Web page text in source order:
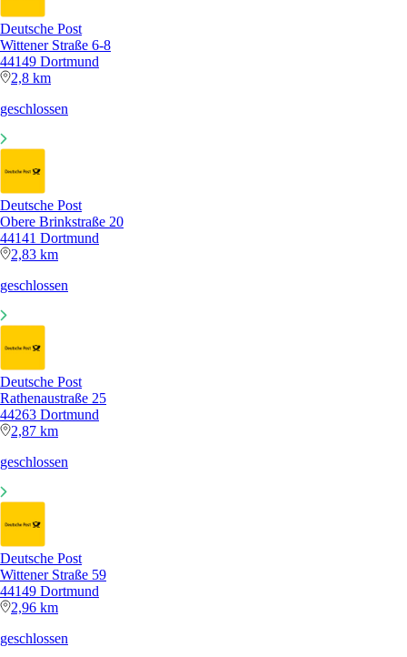
Deutsche Post
Wittener Straße 6-8
44149 Dortmund
2,8 km
geschlossen
Deutsche Post
Obere Brinkstraße 20
44141 Dortmund
2,83 km
geschlossen
Deutsche Post
Rathenaustraße 25
44263 Dortmund
2,87 km
geschlossen
Deutsche Post
Wittener Straße 59
44149 Dortmund
2,96 km
geschlossen